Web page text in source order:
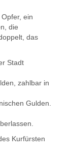
ein
die
das
Stadt
zahlbar in
Gulden.
Kurfürsten